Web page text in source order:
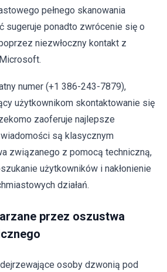
pełnego skanowania
sugeruje ponadto zwrócenie się o
niezwłoczny kontakt z
numer (+1 386-243-7879),
użytkownikom skontaktowanie się
zaoferuje najlepsze
są klasycznym
związanego z pomocą techniczną,
użytkowników i nakłonienie
działań.
przez oszustwa
osoby dzwonią pod